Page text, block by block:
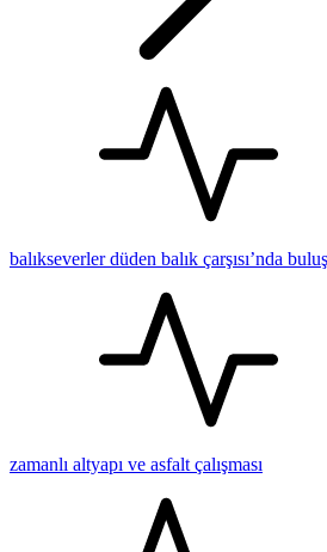
balıkseverler düden balık çarşısı’nda
zamanlı altyapı ve asfalt çalışması